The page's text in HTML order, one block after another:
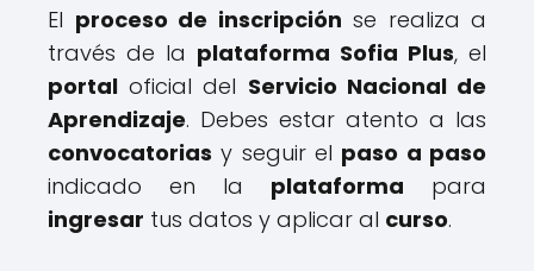
El proceso de inscripción se realiza a
través de la plataforma Sofia Plus, el
portal oficial del Servicio Nacional de
Aprendizaje. Debes estar atento a las
convocatorias y seguir el paso a paso
indicado en la plataforma para
ingresar tus datos y aplicar al curso.